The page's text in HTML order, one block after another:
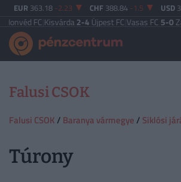
EUR 363.18 -2.23 CHF 388.84 -1.5 USD
FC|Kisvárda2-4Újpest FC|Vasas FC5-0
Falusi CSOK
Falusi CSOK / Baranya vármegye / Siklósi
Túrony